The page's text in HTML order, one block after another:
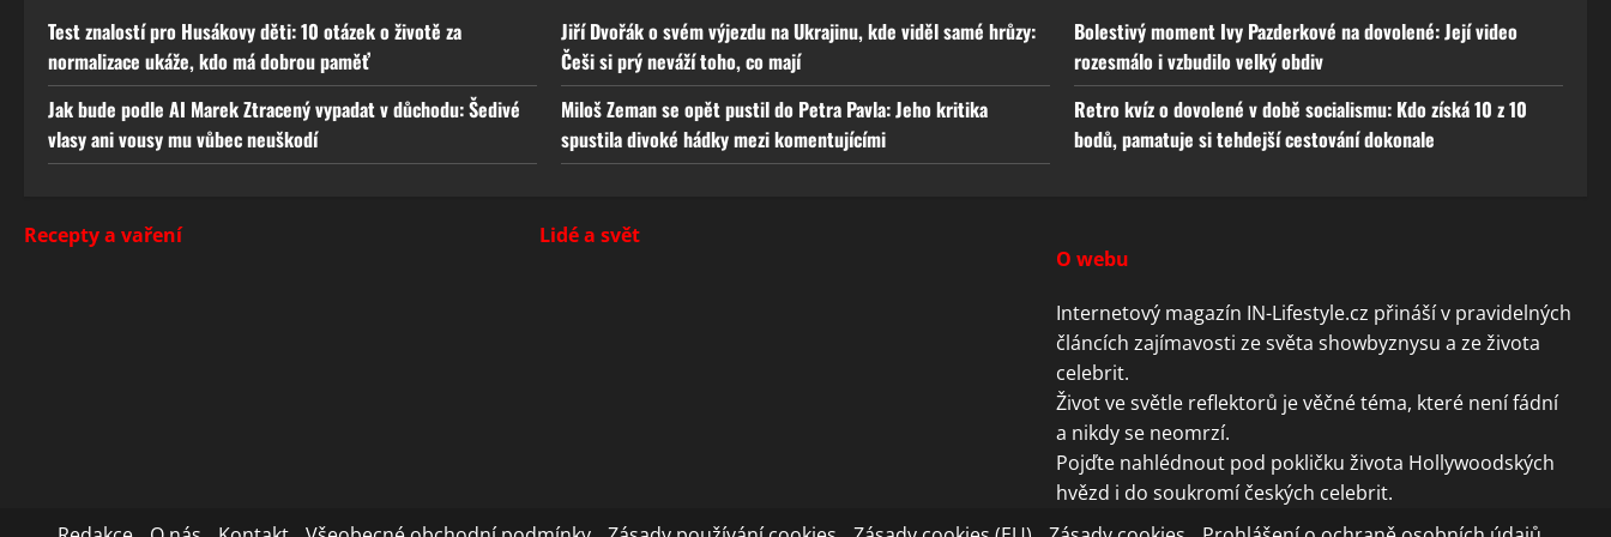
Test znalostí pro Husákovy děti: 10 otázek o životě za
normalizace ukáže, kdo má dobrou paměť
Jiří Dvořák o svém výjezdu na Ukrajinu, kde viděl samé hrůzy:
Češi si prý neváží toho, co mají
Bolestivý moment Ivy Pazderkové na dovolené: Její video
rozesmálo i vzbudilo velký obdiv
Jak bude podle AI Marek Ztracený vypadat v důchodu: Šedivé
vlasy ani vousy mu vůbec neuškodí
Miloš Zeman se opět pustil do Petra Pavla: Jeho kritika
spustila divoké hádky mezi komentujícími
Retro kvíz o dovolené v době socialismu: Kdo získá 10 z 10
bodů, pamatuje si tehdejší cestování dokonale
Recepty a vaření
Lidé a svět
O webu
Internetový magazín IN-Lifestyle.cz přináší v pravidelných
článcích zajímavosti ze světa showbyznysu a ze života
celebrit.
Život ve světle reflektorů je věčné téma, které není fádní
a nikdy se neomrzí.
Pojďte nahlédnout pod pokličku života Hollywoodských
hvězd i do soukromí českých celebrit.